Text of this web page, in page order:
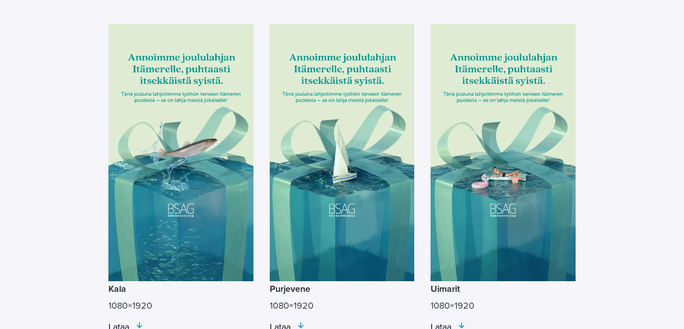
Kala
1080×1920
Purjevene
1080×1920
Uimarit
1080×1920